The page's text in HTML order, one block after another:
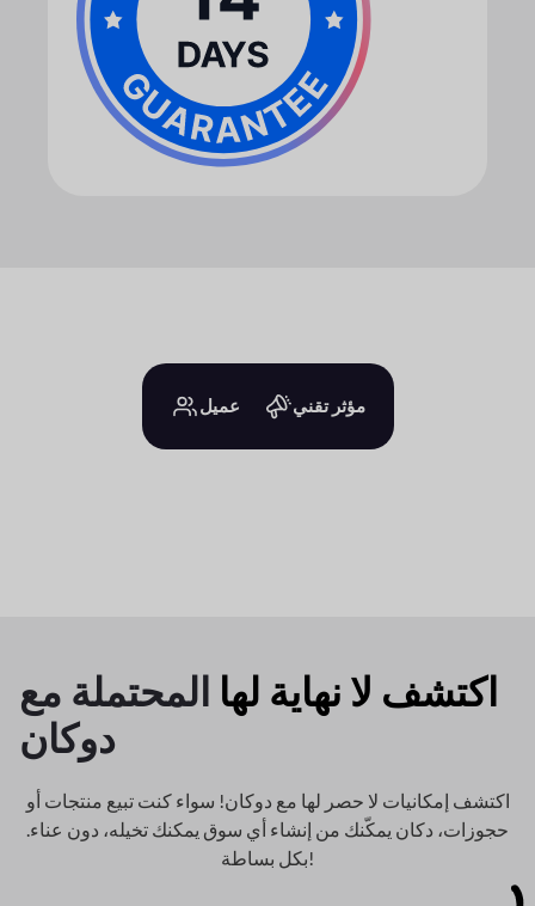
عميل مؤثر تقني
اكتشف لا نهاية لها المحتملة مع
دوكان
اكتشف إمكانيات لا حصر لها مع دوكان! سواء كنت تبيع منتجات أو
حجوزات، دكان يمكّنك من إنشاء أي سوق يمكنك تخيله، دون عناء.
بكل بساطة!